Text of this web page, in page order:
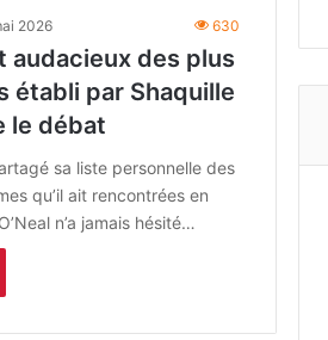
2026 630
audacieux des plus
établi par Shaquille
le débat
sa liste personnelle des
qu’il ait rencontrées en
n’a jamais hésité…